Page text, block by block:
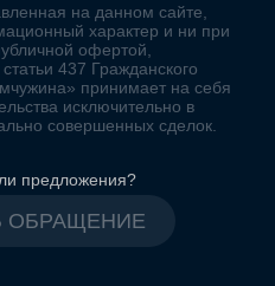
на данном сайте,
характер и ни при
офертой,
437 Гражданского
принимает на себя
исключительно в
совершенных сделок.
предложения?
ОБРАЩЕНИЕ